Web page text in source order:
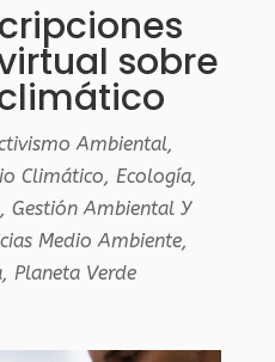
sobre
Ambiental,
Climático, Ecología,
,Gestión Ambiental Y
Medio Ambiente,
,Planeta Verde